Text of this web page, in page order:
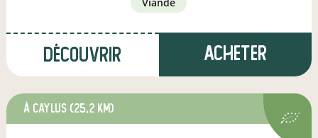
Découvrir Acheter
à Caylus (25,2 km)